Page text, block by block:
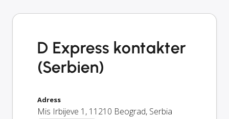
D Express kontakter
(Serbien)
Adress
Mis Irbijeve 1 , 11210 Beograd, Serbia